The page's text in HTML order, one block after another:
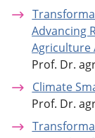
Advancing
Agriculture
Prof. Dr.
Climate
Prof. Dr.